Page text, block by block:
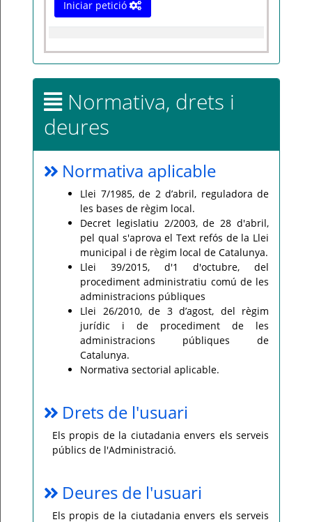
Iniciar petició
Normativa, drets i
deures
Normativa aplicable
Llei 7/1985, de 2 d’abril, reguladora de
les bases de règim local.
Decret legislatiu 2/2003, de 28 d'abril,
pel qual s'aprova el Text refós de la Llei
municipal i de règim local de Catalunya.
Llei 39/2015, d'1 d'octubre, del
procediment administratiu comú de les
administracions públiques
Llei 26/2010, de 3 d’agost, del règim
jurídic i de procediment de les
administracions públiques de
Catalunya.
Normativa sectorial aplicable.
Drets de l'usuari
Els propis de la ciutadania envers els serveis
públics de l'Administració.
Deures de l'usuari
Els propis de la ciutadania envers els serveis